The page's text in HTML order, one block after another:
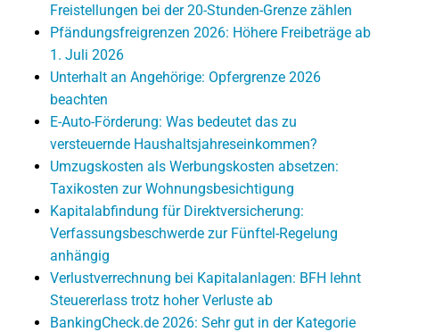
Freistellungen bei der 20-Stunden-Grenze zählen
Pfändungsfreigrenzen 2026: Höhere Freibeträge ab
1. Juli 2026
Unterhalt an Angehörige: Opfergrenze 2026
beachten
E-Auto-Förderung: Was bedeutet das zu
versteuernde Haushaltsjahreseinkommen?
Umzugskosten als Werbungskosten absetzen:
Taxikosten zur Wohnungsbesichtigung
Kapitalabfindung für Direktversicherung:
Verfassungsbeschwerde zur Fünftel-Regelung
anhängig
Verlustverrechnung bei Kapitalanlagen: BFH lehnt
Steuererlass trotz hoher Verluste ab
BankingCheck.de 2026: Sehr gut in der Kategorie